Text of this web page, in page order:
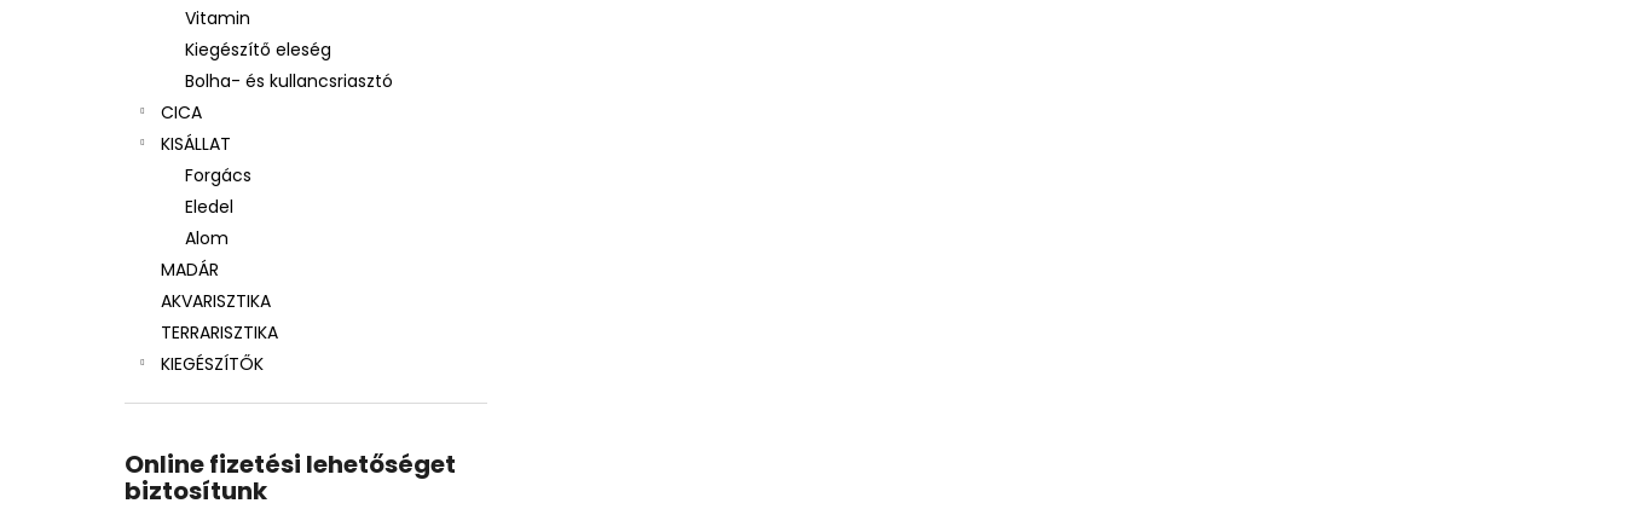
Vitamin
Kiegészítő eleség
Bolha- és kullancsriasztó
CICA
KISÁLLAT
Forgács
Eledel
Alom
MADÁR
AKVARISZTIKA
TERRARISZTIKA
KIEGÉSZÍTŐK
Online fizetési lehetőséget
biztosítunk